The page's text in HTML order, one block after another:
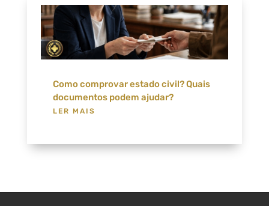
Como comprovar estado civil? Quais
documentos podem ajudar?
LER MAIS